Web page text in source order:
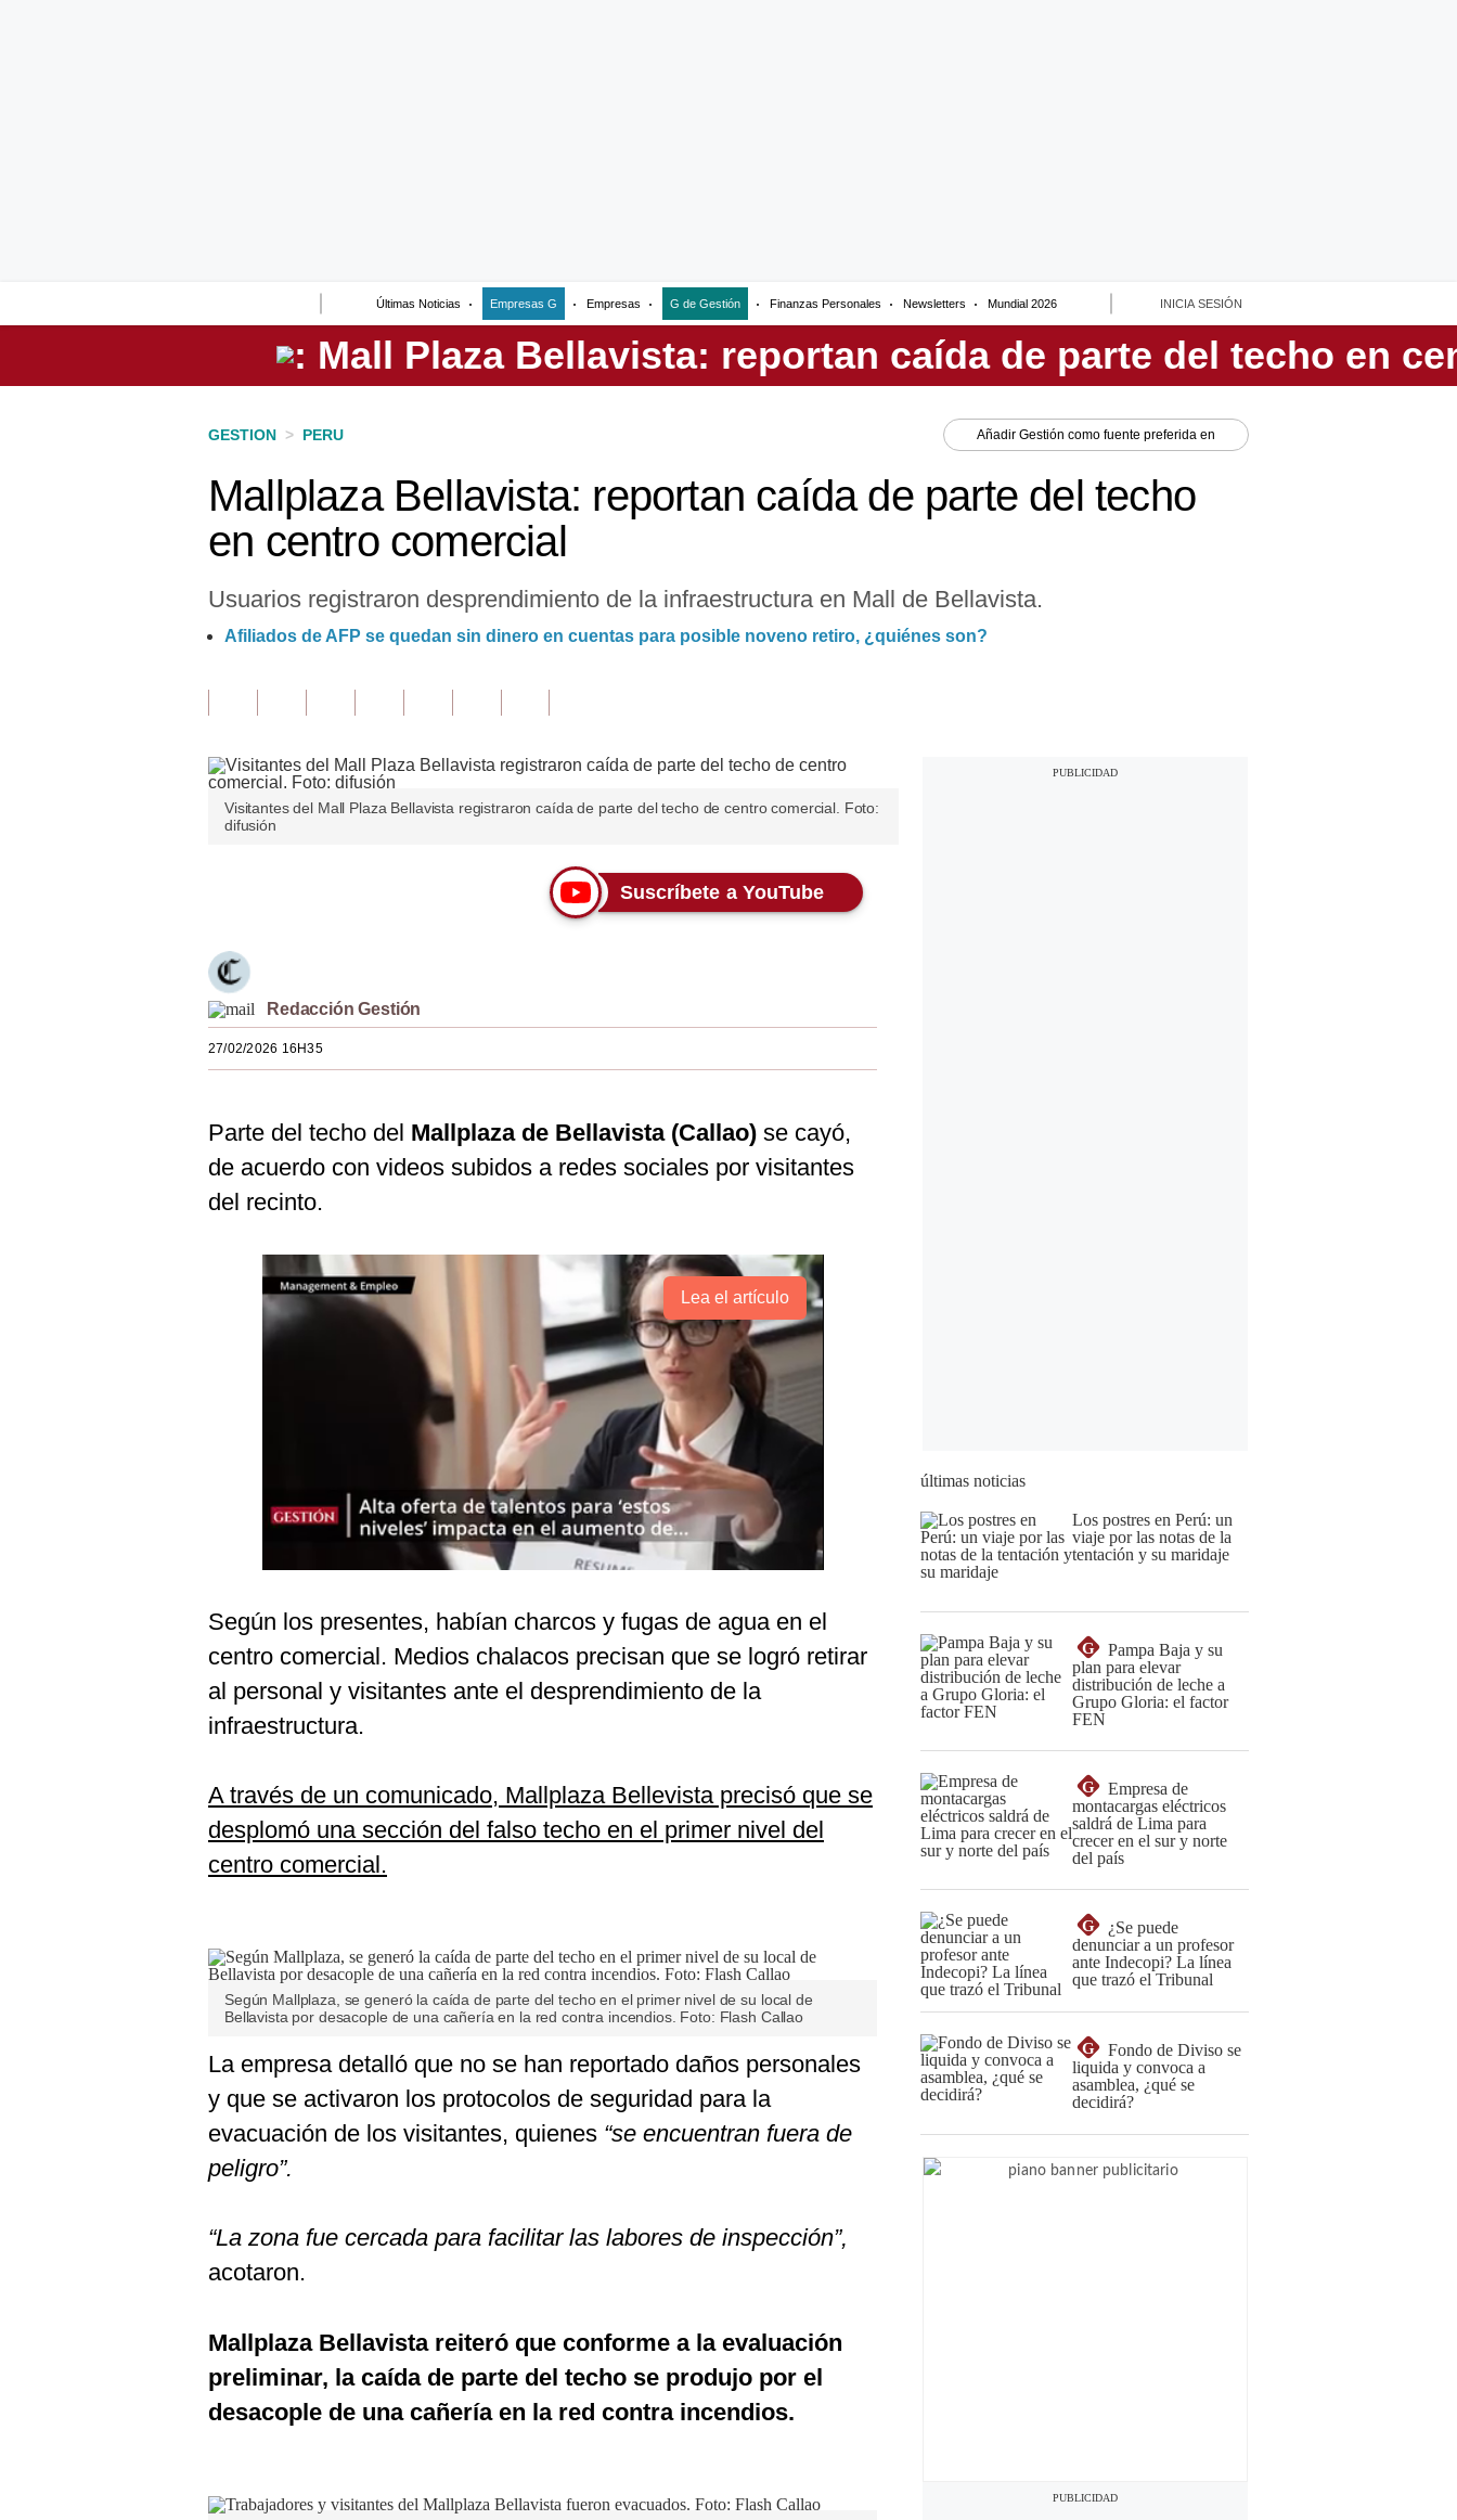
Últimas Noticias Empresas G Empresas G de Gestión Finanzas Personales Newsletters Mundial 2026 INICIA SESIÓN
Perú
GESTION > PERU Añadir Gestión como fuente preferida en
Mallplaza Bellavista: reportan caída de parte del techo
en centro comercial
Usuarios registraron desprendimiento de la infraestructura en Mall de Bellavista.
Afiliados de AFP se quedan sin dinero en cuentas para posible noveno retiro, ¿quiénes son?
Visitantes del Mall Plaza Bellavista registraron caída de parte del techo de centro comercial. Foto:
difusión
Suscríbete a YouTube
Redacción Gestión
27/02/2026 16H35
Parte del techo del Mallplaza de Bellavista (Callao) se cayó,
de acuerdo con videos subidos a redes sociales por visitantes
del recinto.
Lea el artículo
Según los presentes, habían charcos y fugas de agua en el
centro comercial. Medios chalacos precisan que se logró retirar
al personal y visitantes ante el desprendimiento de la
infraestructura.
A través de un comunicado, Mallplaza Bellevista precisó que se
desplomó una sección del falso techo en el primer nivel del
centro comercial.
Según Mallplaza, se generó la caída de parte del techo en el primer nivel de su local de
Bellavista por desacople de una cañería en la red contra incendios. Foto: Flash Callao
La empresa detalló que no se han reportado daños personales
y que se activaron los protocolos de seguridad para la
evacuación de los visitantes, quienes “se encuentran fuera de
peligro”.
“La zona fue cercada para facilitar las labores de inspección”,
acotaron.
Mallplaza Bellavista reiteró que conforme a la evaluación
preliminar, la caída de parte del techo se produjo por el
desacople de una cañería en la red contra incendios.
últimas noticias
Los postres en Perú: un
viaje por las notas de la
tentación y su maridaje
G
Pampa Baja y su
plan para elevar
distribución de leche a
Grupo Gloria: el factor
FEN
G
Empresa de
montacargas eléctricos
saldrá de Lima para
crecer en el sur y norte
del país
G
¿Se puede
denunciar a un profesor
ante Indecopi? La línea
que trazó el Tribunal
G
Fondo de Diviso se
liquida y convoca a
asamblea, ¿qué se
decidirá?